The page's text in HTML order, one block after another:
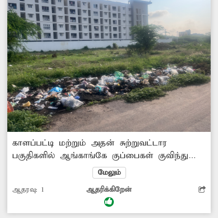
காளப்பட்டி மற்றும் அதன் சுற்றுவட்டார
பகுதிகளில் ஆங்காங்கே குப்பைகள் குவிந்து
காணப்படுகிறது. அதுவும் புதர்கள் சூழ்ந்த
சாலையோரங்களில் சிலர் இரவு நேரங்களில்
குப்பைகளை கொட்டி செல்கின்றனர். இதனால்
குப்பை மேடாக பல இடங்கள் காட்சி
மேலும்
ஆதரவு: 1 ஆதரிக்கிறேன்